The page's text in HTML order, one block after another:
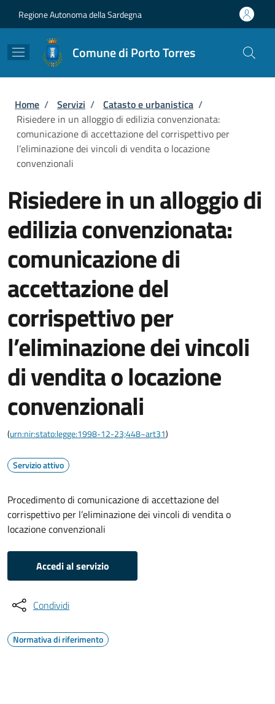
Regione Autonoma della Sardegna
Comune di Porto Torres
Briciole di pane
Home / Servizi / Catasto e urbanistica /
Risiedere in un alloggio di edilizia convenzionata:
comunicazione di accettazione del corrispettivo per
l’eliminazione dei vincoli di vendita o locazione
convenzionali
Risiedere in un alloggio di
edilizia convenzionata:
comunicazione di
accettazione del
corrispettivo per
l’eliminazione dei vincoli
di vendita o locazione
convenzionali
(urn:nir:stato:legge:1998-12-23;448~art31)
Servizio attivo
Procedimento di comunicazione di accettazione del
corrispettivo per l’eliminazione dei vincoli di vendita o
locazione convenzionali
Accedi al servizio
Condividi
Normativa di riferimento